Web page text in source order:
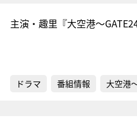
主演・趣里『大空港～
ドラマ 番組情報 大空港